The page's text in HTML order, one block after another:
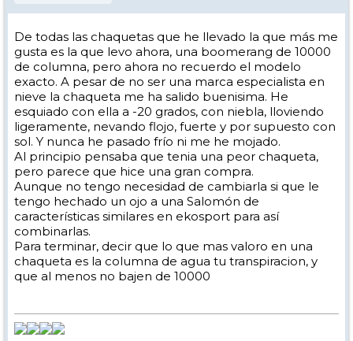
De todas las chaquetas que he llevado la que más me
gusta es la que levo ahora, una boomerang de 10000
de columna, pero ahora no recuerdo el modelo
exacto. A pesar de no ser una marca especialista en
nieve la chaqueta me ha salido buenisima. He
esquiado con ella a -20 grados, con niebla, lloviendo
ligeramente, nevando flojo, fuerte y por supuesto con
sol. Y nunca he pasado frío ni me he mojado.
Al principio pensaba que tenia una peor chaqueta,
pero parece que hice una gran compra.
Aunque no tengo necesidad de cambiarla si que le
tengo hechado un ojo a una Salomón de
características similares en ekosport para así
combinarlas.
Para terminar, decir que lo que mas valoro en una
chaqueta es la columna de agua tu transpiracion, y
que al menos no bajen de 10000